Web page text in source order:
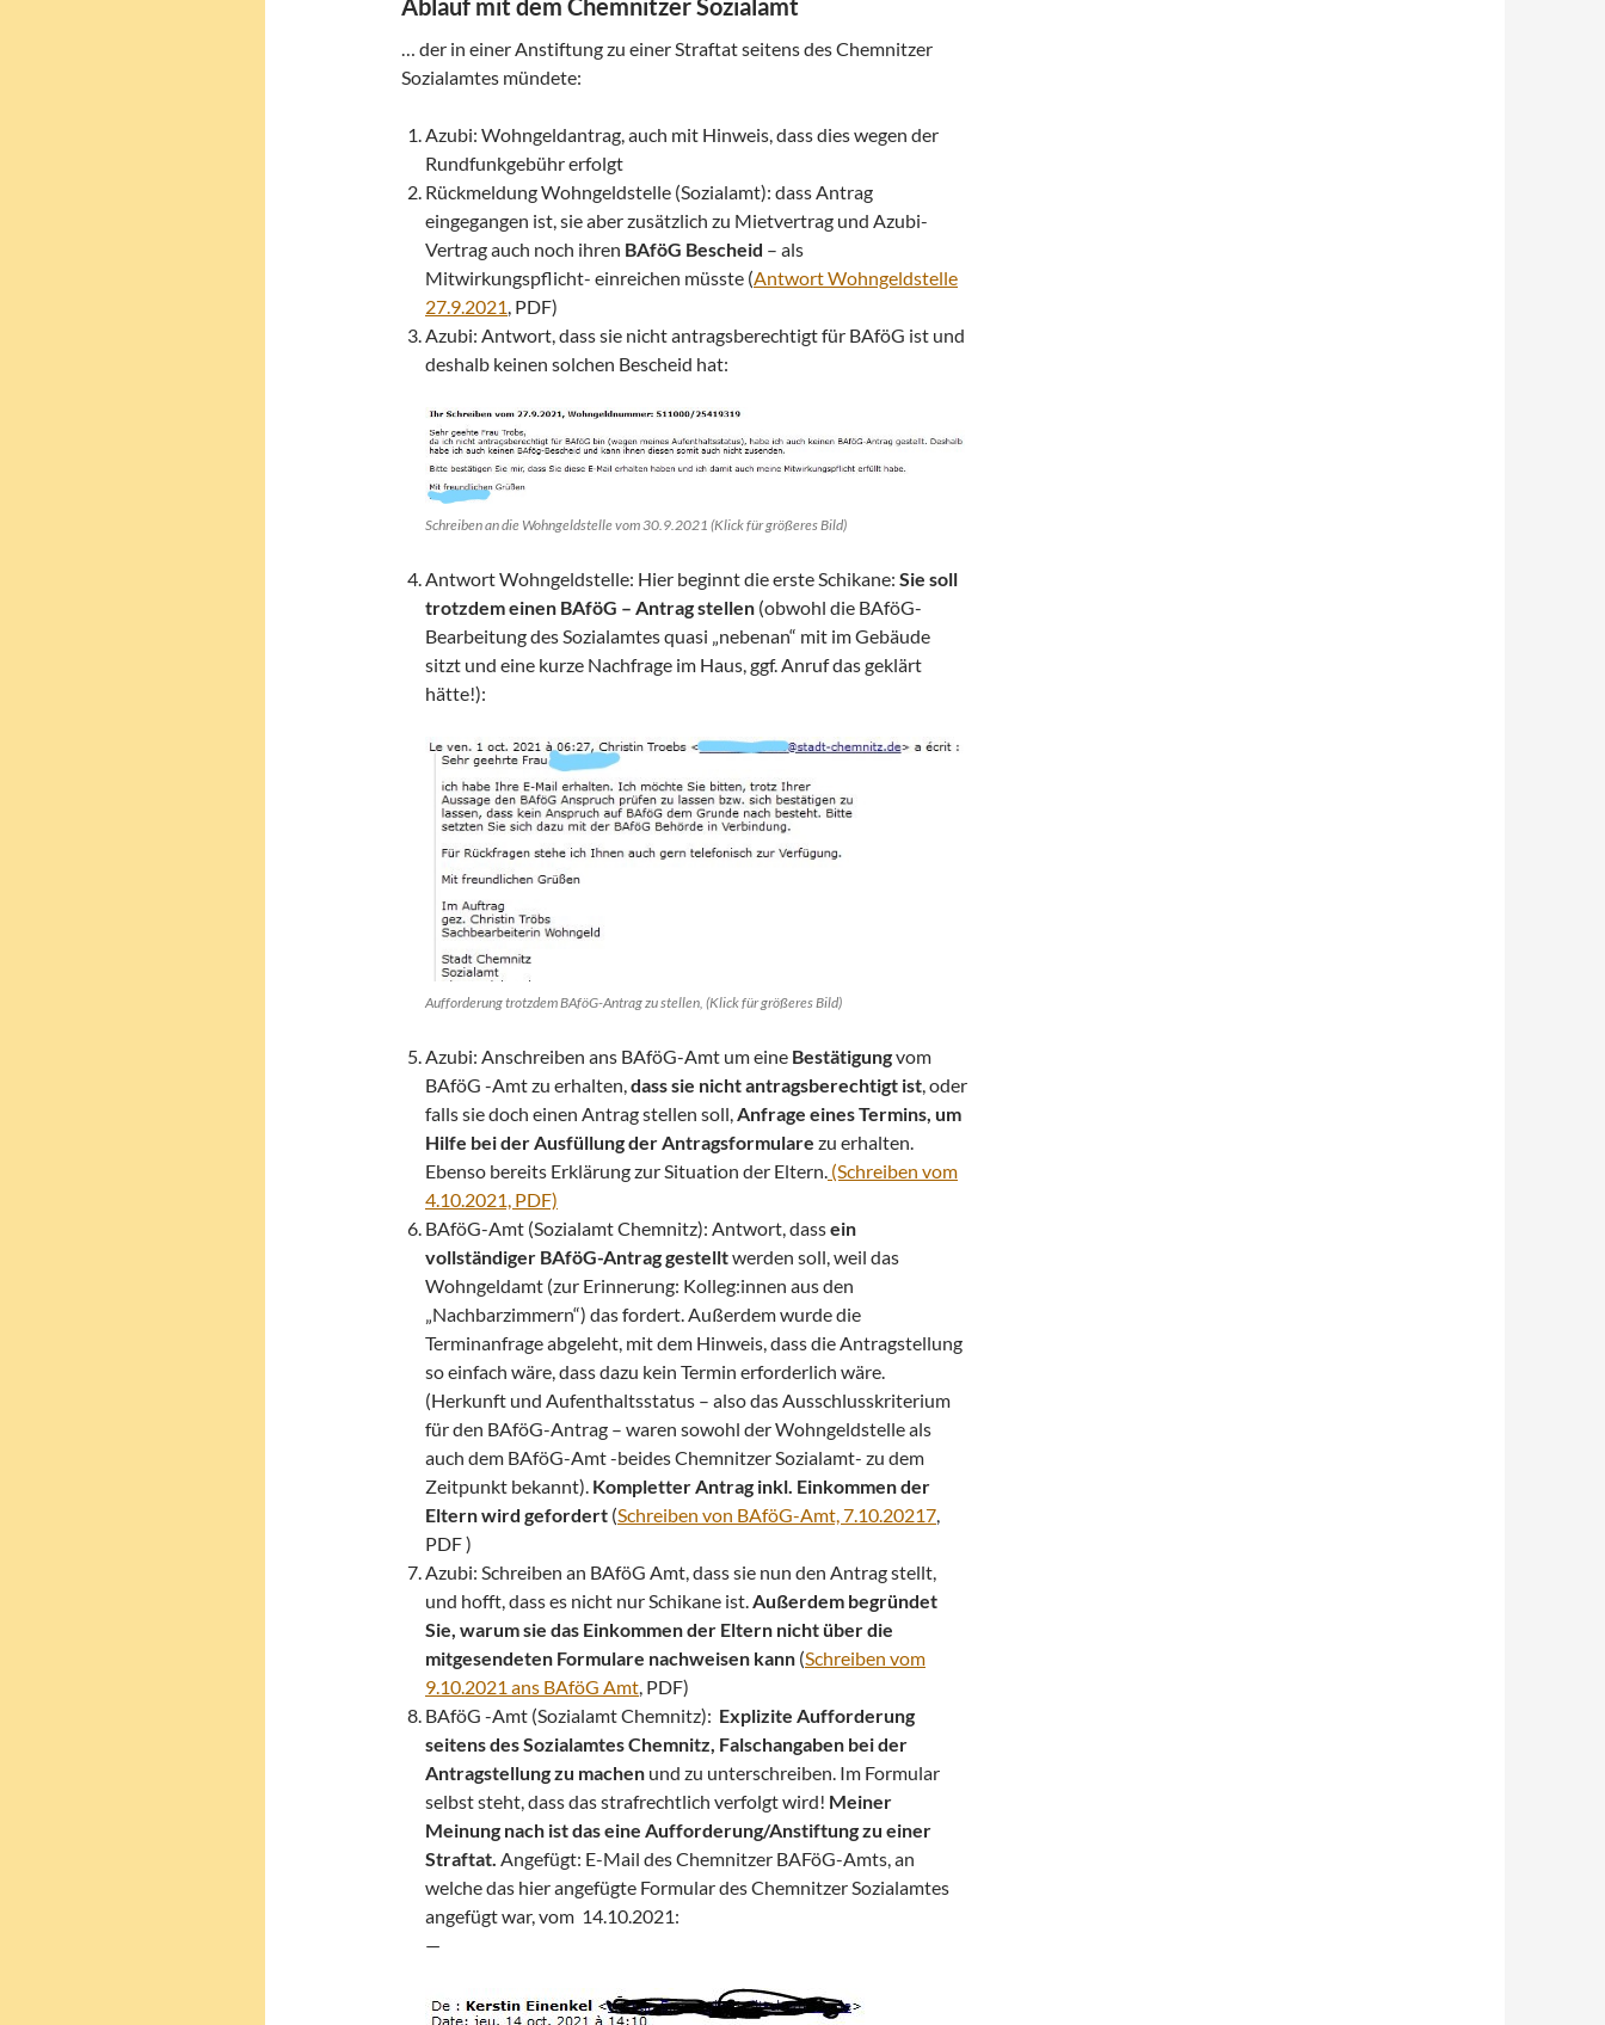
Ablauf mit dem Chemnitzer Sozialamt
… der in einer Anstiftung zu einer Straftat seitens des Chemnitzer
Sozialamtes mündete:
Azubi: Wohngeldantrag, auch mit Hinweis, dass dies wegen der
Rundfunkgebühr erfolgt
Rückmeldung Wohngeldstelle (Sozialamt): dass Antrag
eingegangen ist, sie aber zusätzlich zu Mietvertrag und Azubi-
Vertrag auch noch ihren BAföG Bescheid – als
Mitwirkungspflicht- einreichen müsste (Antwort Wohngeldstelle
27.9.2021, PDF)
Azubi: Antwort, dass sie nicht antragsberechtigt für BAföG ist und
deshalb keinen solchen Bescheid hat:
Schreiben an die Wohngeldstelle vom 30.9.2021 (Klick für größeres Bild)
Antwort Wohngeldstelle: Hier beginnt die erste Schikane: Sie soll
trotzdem einen BAföG – Antrag stellen (obwohl die BAföG-
Bearbeitung des Sozialamtes quasi „nebenan“ mit im Gebäude
sitzt und eine kurze Nachfrage im Haus, ggf. Anruf das geklärt
hätte!):
Aufforderung trotzdem BAföG-Antrag zu stellen, (Klick für größeres Bild)
Azubi: Anschreiben ans BAföG-Amt um eine Bestätigungvom
BAföG -Amt zu erhalten,dass sie nicht antragsberechtigt ist, oder
falls sie doch einen Antrag stellen soll,Anfrage eines Termins, um
Hilfe bei der Ausfüllung der Antragsformulare zu erhalten.
Ebenso bereits Erklärung zur Situation der Eltern. (Schreiben vom
4.10.2021, PDF)
BAföG-Amt (Sozialamt Chemnitz): Antwort, dassein
vollständiger BAföG-Antrag gestelltwerden soll, weil das
Wohngeldamt (zur Erinnerung: Kolleg:innen aus den
„Nachbarzimmern“) das fordert. Außerdem wurde die
Terminanfrage abgeleht, mit dem Hinweis, dass die Antragstellung
so einfach wäre, dass dazu kein Termin erforderlich wäre.
(Herkunft und Aufenthaltsstatus – also das Ausschlusskriterium
für den BAföG-Antrag – waren sowohl der Wohngeldstelle als
auch dem BAföG-Amt -beides Chemnitzer Sozialamt- zu dem
Zeitpunkt bekannt). Kompletter Antrag inkl. Einkommen der
Eltern wird gefordert (Schreiben von BAföG-Amt, 7.10.20217,
PDF )
Azubi: Schreiben an BAföG Amt, dass sie nun den Antrag stellt,
und hofft, dass es nicht nur Schikane ist.Außerdem begründet
Sie, warum sie das Einkommen der Eltern nicht über die
mitgesendeten Formulare nachweisen kann (Schreiben vom
9.10.2021 ans BAföG Amt, PDF)
BAföG -Amt (Sozialamt Chemnitz): Explizite Aufforderung
seitens des Sozialamtes Chemnitz, Falschangaben bei der
Antragstellung zu machen und zu unterschreiben. Im Formular
selbst steht, dass das strafrechtlich verfolgt wird! Meiner
Meinung nach ist das eine Aufforderung/Anstiftung zu einer
Straftat. Angefügt: E-Mail des Chemnitzer BAFöG-Amts, an
welche das hier angefügte Formular des Chemnitzer Sozialamtes
angefügt war, vom 14.10.2021:
—